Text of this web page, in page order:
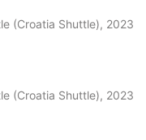
(Croatia Shuttle), 2023
(Croatia Shuttle), 2023